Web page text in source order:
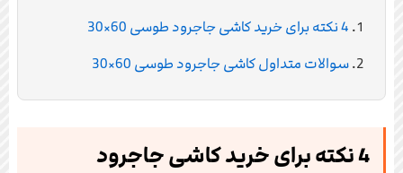
4 نکته برای خرید کاشی جاجرود طوسی 60×30
سوالات متداول کاشی جاجرود طوسی 60×30
4 نکته برای خرید کاشی جاجرود